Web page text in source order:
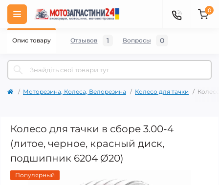
0
Моторезина, Колеса, Велорезина Колесо для тачки
Колесо для тачки в сборе 3.00-4
(литое, черное, красный диск,
подшипник 6204 Ø20)
Популярный
Опис товару Отзывов 1 Вопросы 0